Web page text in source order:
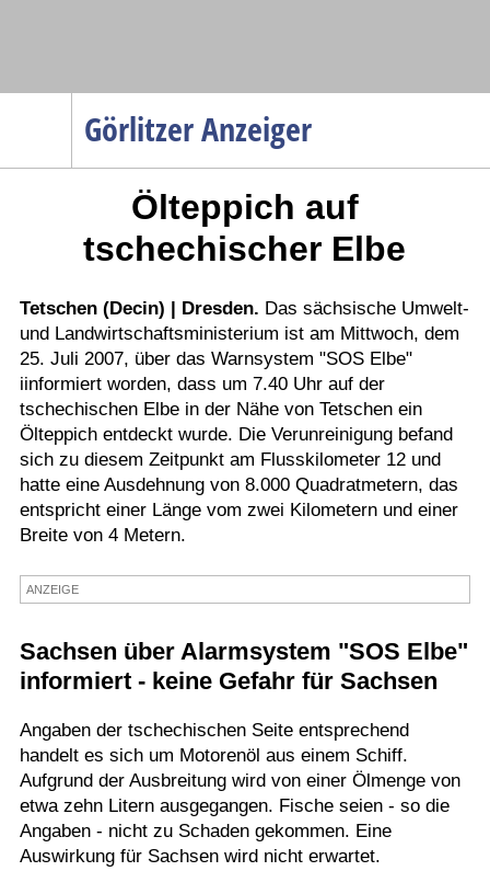
Görlitzer Anzeiger
Gesellschaft
Wirtschaft
Service
Verkehr
Gesundheit
Kultur
Sport
Termine
Ölteppich auf
tschechischer Elbe
Tetschen (Decin) | Dresden. Das sächsische Umwelt-
und Landwirtschaftsministerium ist am Mittwoch, dem
25. Juli 2007, über das Warnsystem "SOS Elbe"
iinformiert worden, dass um 7.40 Uhr auf der
tschechischen Elbe in der Nähe von Tetschen ein
Ölteppich entdeckt wurde. Die Verunreinigung befand
sich zu diesem Zeitpunkt am Flusskilometer 12 und
hatte eine Ausdehnung von 8.000 Quadratmetern, das
entspricht einer Länge vom zwei Kilometern und einer
Breite von 4 Metern.
ANZEIGE
Sachsen über Alarmsystem "SOS Elbe"
informiert - keine Gefahr für Sachsen
Angaben der tschechischen Seite entsprechend
handelt es sich um Motorenöl aus einem Schiff.
Aufgrund der Ausbreitung wird von einer Ölmenge von
etwa zehn Litern ausgegangen. Fische seien - so die
Angaben - nicht zu Schaden gekommen. Eine
Auswirkung für Sachsen wird nicht erwartet.